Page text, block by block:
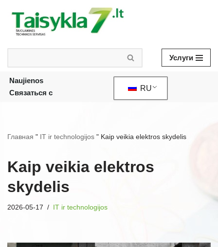
Skip
content
Услуги
Naujienos
Связаться с
RU
Главная " IT ir technologijos " Kaip veikia elektros skydelis
Kaip veikia elektros
skydelis
2026-05-17 IT ir technologijos